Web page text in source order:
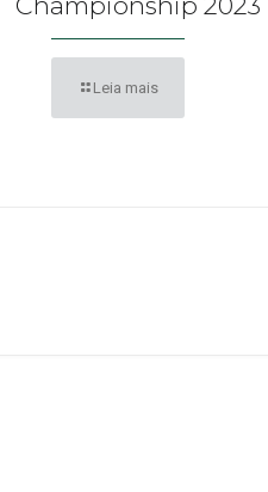
Leia mais